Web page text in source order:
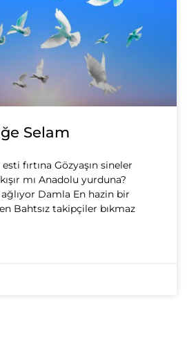
Selam
fırtına Gözyaşın sineler
mı Anadolu yurduna?
ağlıyor Damla En hazin bir
Bahtsız takipçiler bıkmaz